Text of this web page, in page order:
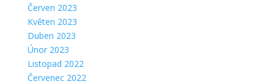
Červen 2023
Květen 2023
Duben 2023
Únor 2023
Listopad 2022
Červenec 2022